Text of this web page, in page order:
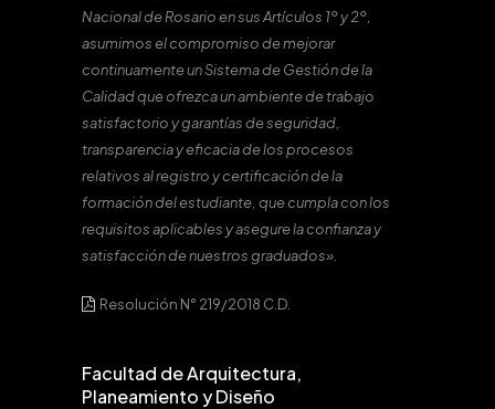
Nacional de Rosario en sus Artículos 1º y 2º,
asumimos el compromiso de mejorar
continuamente un Sistema de Gestión de la
Calidad que ofrezca un ambiente de trabajo
satisfactorio y garantías de seguridad,
transparencia y eficacia de los procesos
relativos al registro y certificación de la
formación del estudiante, que cumpla con los
requisitos aplicables y asegure la confianza y
satisfacción de nuestros graduados».
Resolución N° 219/2018 C.D.
Facultad de Arquitectura,
Planeamiento y Diseño